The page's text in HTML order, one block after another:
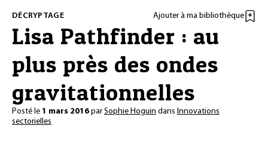
DÉCRYPTAGE Ajouter à ma bibliothèque
Lisa Pathfinder : au
plus près des ondes
gravitationnelles
Posté le 1 mars 2016 parSophie Hoguin dans Innovations
sectorielles